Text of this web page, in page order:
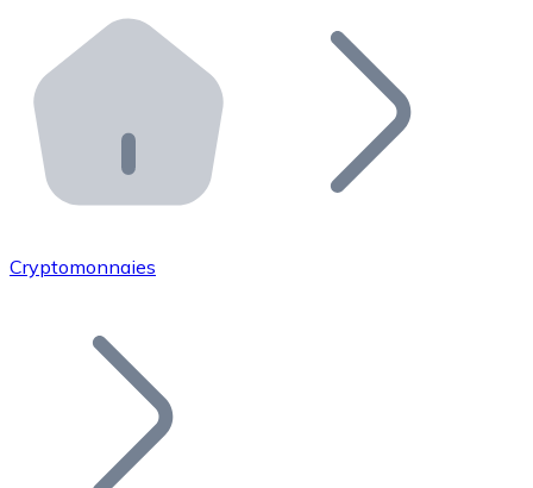
Distributeurs automatiques Bitnovo
Intégrez un ATM Bitnovo dans votre entreprise et
API Bitnovo
Intégrez notre API dans votre écosystème.
Rejoignez notre réseau de distributeurs et
Ajoutez le token de votre projet à notre service
Cryptomonnaies